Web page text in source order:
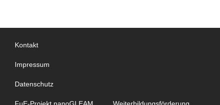
Kontakt
Impressum
Datenschutz
FuE-Projekt nanoGLEAM Weiterbildungsförderung